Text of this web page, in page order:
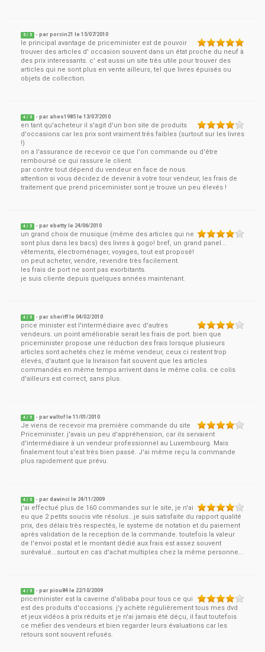
5 / 5 - parporcin21 le15/07/2010
le principal avantage de priceminister est de pouvoir
trouver des articles d' occasion souvent dans un état proche du neuf à
des prix interessants. c' est aussi un site très utile pour trouver des
articles qui ne sont plus en vente ailleurs, tel que livres épuisés ou
objets de collection.
4 / 5 - par ahes1985 le13/07/2010
en tant qu'acheteur il s'agit d'un bon site de produits
d'occasions car les prix sont vraiment très faibles (surtout sur les livres
!)
on a l'assurance de recevoir ce que l'on commande ou d'être
remboursé ce qui rassure le client.
par contre tout dépend du vendeur en face de nous.
attention si vous décidez de devenir à votre tour vendeur, les frais de
traitement que prend priceminister sont je trouve un peu élevés !
4 / 5 - parebetty le 24/06/2010
un grand choix de musique (même des articles qui ne
sont plus dans les bacs) des livres à gogo! bref, un grand panel...
vêtements, électroménager, voyages, tout est proposé!
on peut acheter, vendre, revendre très facilement.
les frais de port ne sont pas exorbitants.
je suis cliente depuis quelques années maintenant.
4 / 5 - par sheriffle04/02/2010
price minister est l'intermédiaire avec d'autres
vendeurs. un point améliorable serait les frais de port. bien que
priceminister propose une réduction des frais lorsque plusieurs
articles sont achetés chez le même vendeur, ceux ci restent trop
élevés, d'autant que la livraison fait souvent que les articles
commandés en même temps arrivent dans le même colis. ce colis
d'ailleurs est correct, sans plus.
4 / 5 - parvaltofle11/01/2010
Je viens de recevoir ma première commande du site
Priceminister. j'avais un peu d'appréhension, car ils servaient
d'intermédiaire à un vendeur professionnel au Luxembourg. Mais
finalement tout s'est très bien passé. J'ai même reçu la commande
plus rapidement que prévu.
4 / 5 - pardavinci le 24/11/2009
j'ai effectué plus de 160 commandes sur le site, je n'ai
eu que 2 petits soucis vite résolus...je suis satisfaite du rapport qualité
prix, des délais très respectés, le systeme de notation et du paiement
après validation de la reception de la commande. toutefois la valeur
de l'envoi postal et le montant dédié aux frais est assez souvent
surévalué...surtout en cas d'achat multiples chez la même personne...
4 / 5 - parpiou84 le 22/10/2009
priceminister est la caverne d'alibaba pour tous ce qui
est des produits d'occasions. j'y achète régulièrement tous mes dvd
et jeux vidéos à prix réduits et je n'ai jamais été déçu, il faut toutefois
ce méfier des vendeurs et bien regarder leurs évaluations car les
retours sont souvent refusés.